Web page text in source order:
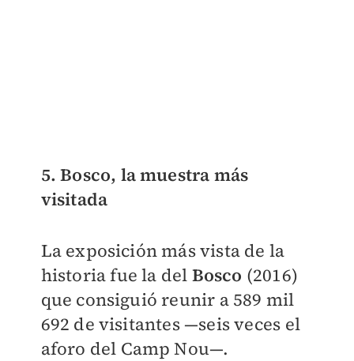
5. Bosco, la muestra más
visitada
La exposición más vista de la
historia fue la del Bosco (2016)
que consiguió reunir a 589 mil
692 de visitantes —seis veces el
aforo del Camp Nou—.